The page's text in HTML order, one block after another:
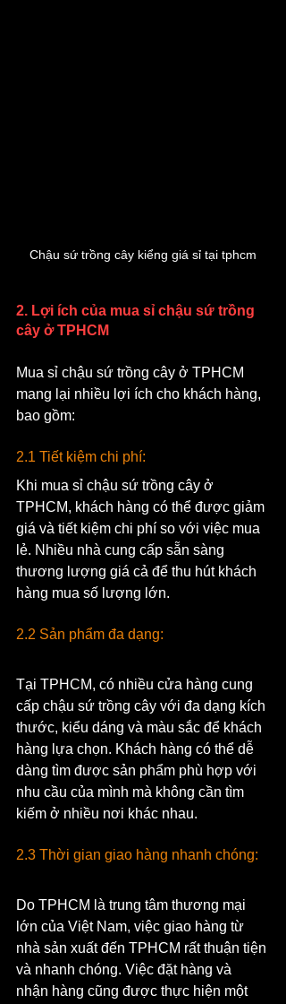
Chậu sứ trồng cây kiểng giá sỉ tại tphcm
2. Lợi ích của mua sỉ chậu sứ trồng
cây ở TPHCM
Mua sỉ chậu sứ trồng cây ở TPHCM
mang lại nhiều lợi ích cho khách hàng,
bao gồm:
2.1 Tiết kiệm chi phí:
Khi mua sỉ chậu sứ trồng cây ở
TPHCM, khách hàng có thể được giảm
giá và tiết kiệm chi phí so với việc mua
lẻ. Nhiều nhà cung cấp sẵn sàng
thương lượng giá cả để thu hút khách
hàng mua số lượng lớn.
2.2 Sản phẩm đa dạng:
Tại TPHCM, có nhiều cửa hàng cung
cấp chậu sứ trồng cây với đa dạng kích
thước, kiểu dáng và màu sắc để khách
hàng lựa chọn. Khách hàng có thể dễ
dàng tìm được sản phẩm phù hợp với
nhu cầu của mình mà không cần tìm
kiếm ở nhiều nơi khác nhau.
2.3 Thời gian giao hàng nhanh chóng:
Do TPHCM là trung tâm thương mại
lớn của Việt Nam, việc giao hàng từ
nhà sản xuất đến TPHCM rất thuận tiện
và nhanh chóng. Việc đặt hàng và
nhận hàng cũng được thực hiện một